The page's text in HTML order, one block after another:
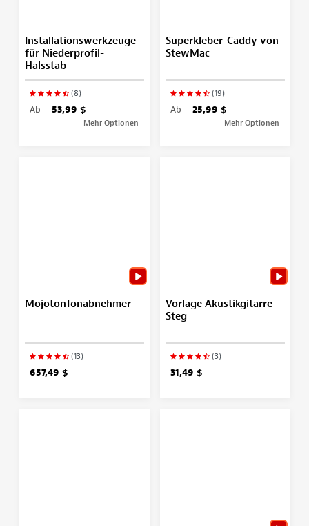
Installationswerkzeuge
für Niederprofil-
Halsstab
(8)
Ab 53,99 $
Mehr Optionen
Superkleber-Caddy von
StewMac
(19)
Ab 25,99 $
Mehr Optionen
MojotonTonabnehmer
(13)
657,49 $
Vorlage Akustikgitarre
Steg
(3)
31,49 $